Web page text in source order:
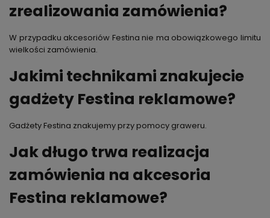
zrealizowania zamówienia?
W przypadku akcesoriów Festina nie ma obowiązkowego limitu
wielkości zamówienia.
Jakimi technikami znakujecie
gadżety Festina reklamowe?
Gadżety Festina znakujemy przy pomocy graweru.
Jak długo trwa realizacja
zamówienia na akcesoria
Festina reklamowe?